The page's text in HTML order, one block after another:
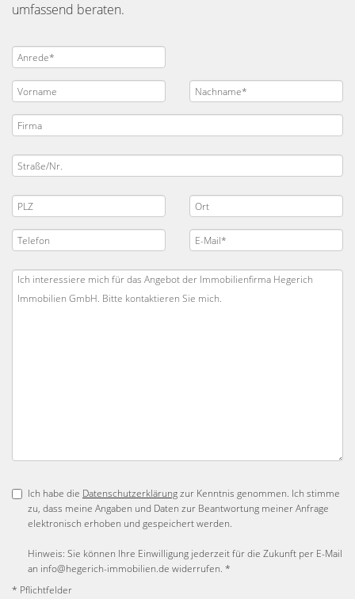
umfassend beraten.
Ich habe die Datenschutzerklärungzur Kenntnis genommen. Ich stimme
zu, dass meine Angaben und Daten zur Beantwortung meiner Anfrage
elektronisch erhoben und gespeichert werden.
Hinweis: Sie können Ihre Einwilligung jederzeit für die Zukunft per E-Mail
an info@hegerich-immobilien.de widerrufen. *
* Pflichtfelder